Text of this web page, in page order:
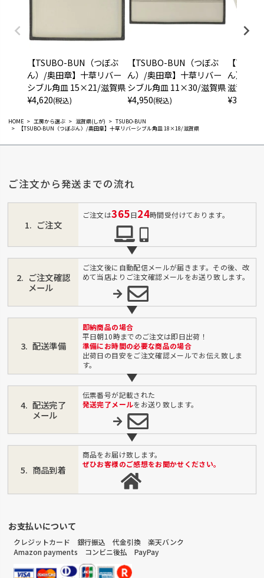
HOME 工房から選ぶ 滋賀県(しが)
TSUBO-BUN
【TSUBO-BUN（つぼぶん）/奥田章】十草リバーシブル角皿 18×18/滋賀県
【TSUBO-BUN（つぼぶ
ん）/奥田章】十草リバー
シブル角皿 15×21/滋賀県
¥4,620(税込)
【TSUBO-BUN（つぼぶ
ん）/奥田章】十草リバー
シブル角皿 11×30/滋賀県
¥4,950(税込)
【
ん）/奥
滋賀県
¥3,520
ご注文から発送までの流れ
ご注文
ご注文は365日24時間受付けております。
ご注文確認
メール
ご注文後に自動配信メールが届きます。その後、改
めて当店よりご注文確認メールをお送り致します。
配送準備
即納商品の場合
平日朝10時までのご注文は即日出荷！
準備にお時間の必要な商品の場合
出荷日の目安をご注文確認メールでお伝え致しま
す。
配送完了
メール
伝票番号が記載された
発送完了メールをお送り致します。
商品到着
商品をお届け致します。
ぜひお客様のご感想をお聞かせください。
お支払いについて
クレジットカード 銀行振込 代金引換 楽天バンク
Amazon payments コンビニ後払 PayPay